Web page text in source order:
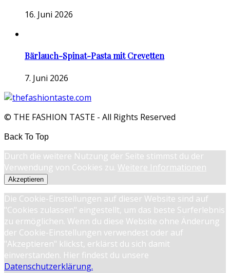
16. Juni 2026
Bärlauch-Spinat-Pasta mit Crevetten
7. Juni 2026
© THE FASHION TASTE - All Rights Reserved
Back To Top
Durch die weitere Nutzung der Seite stimmst du der
Verwendung von Cookies zu. Weitere Informationen
Akzeptieren
Die Cookie-Einstellungen auf dieser Website sind auf
"Cookies zulassen" eingestellt, um das beste Surferlebnis
zu ermöglichen. Wenn du diese Website ohne Änderung
der Cookie-Einstellungen verwendest oder auf
"Akzeptieren" klickst, erklärst du sich damit
einverstanden. Hier findest du unsere
Datenschutzerklärung.